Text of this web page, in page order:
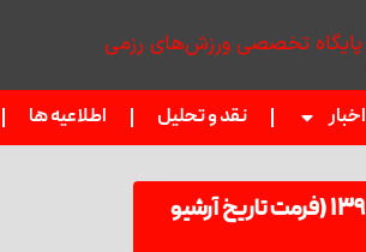
پایگاه تخصصی ورزش‌های رزمی
اخبار نقد و تحلیل اطلاعیه ها
۱۹ اسفند ۱۳۹۶ (فرمت تاریخ آرشیو